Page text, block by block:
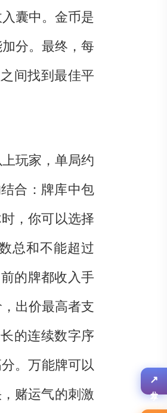
囊中。金币是
分。最终，每
间找到最佳平
玩家，单局约
合：牌库中包
，你可以选择
总和不能超过
的牌都收入手
出价最高者支
的连续数字序
。万能牌可以
赌运气的刺激
↗